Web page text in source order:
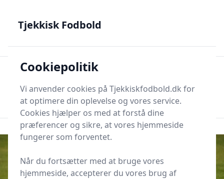
dansk
Søg nu
Tjekkisk Fodbold
Cookiepolitik
Vi anvender cookies på Tjekkiskfodbold.dk for
at optimere din oplevelse og vores service.
Cookies hjælper os med at forstå dine
præferencer og sikre, at vores hjemmeside
fungerer som forventet.
Når du fortsætter med at bruge vores
hjemmeside, accepterer du vores brug af